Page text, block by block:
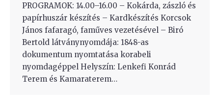
PROGRAMOK: 14.00–16.00 – Kokárda, zászló és
papírhuszár készítés – Kardkészítés Korcsok
János fafaragó, faműves vezetésével – Biró
Bertold látványnyomdája: 1848-as
dokumentum nyomtatása korabeli
nyomdagéppel Helyszín: Lenkefi Konrád
Terem és Kamaraterem…